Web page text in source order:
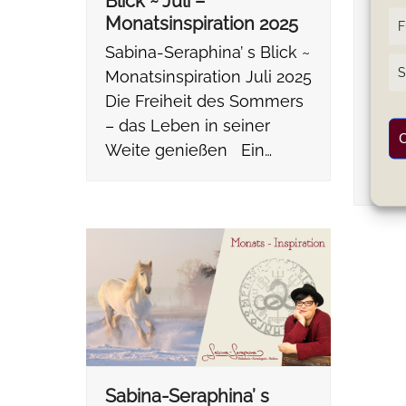
Monatsinspiration 2025
Sabina-Seraphina’ s Blick ~
Monatsinspiration Juli 2025
Die Freiheit des Sommers
– das Leben in seiner
Weite genießen Ein…
Sabina-Seraphina’ s